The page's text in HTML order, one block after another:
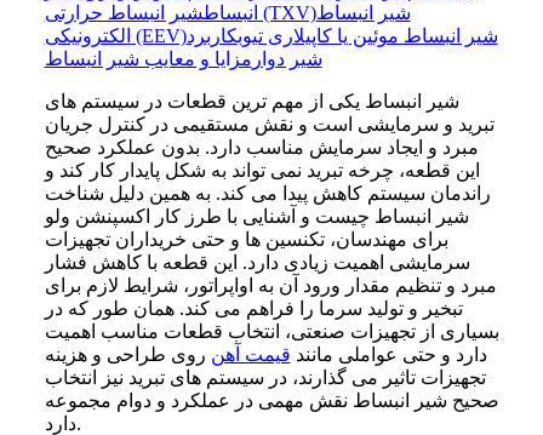
انبساط شیر انبساط حرارتی (TXV)شیر انبساط
الکترونیکی (EEV)
شیر انبساط موئین یا کاپیلاری تیوبکاربرد
شیر دوار مزایا و معایب شیر انبساط
شیر انبساط یکی از مهم ترین قطعات در سیستم های
تبرید و سرمایشی است و نقش مستقیمی در کنترل جریان
مبرد و ایجاد سرمایش مناسب دارد. بدون عملکرد صحیح
این قطعه، چرخه تبرید نمی تواند به شکل پایدار کار کند و
راندمان سیستم کاهش پیدا می کند. به همین دلیل شناخت
شیر انبساط چیست و آشنایی با طرز کار اکسپنشن ولو
برای مهندسان، تکنسین ها و حتی خریداران تجهیزات
سرمایشی اهمیت زیادی دارد. این قطعه با کاهش فشار
مبرد و تنظیم مقدار ورود آن به اواپراتور، شرایط لازم برای
تبخیر و تولید سرما را فراهم می کند. همان طور که در
بسیاری از تجهیزات صنعتی، انتخاب قطعات مناسب اهمیت
دارد و حتی عواملی مانند قیمت آهن روی طراحی و هزینه
تجهیزات تاثیر می گذارند، در سیستم های تبرید نیز انتخاب
صحیح شیر انبساط نقش مهمی در عملکرد و دوام مجموعه
دارد.